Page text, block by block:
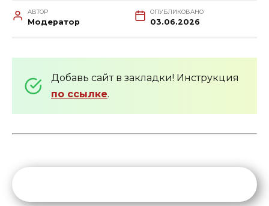
АВТОР
Модератор
ОПУБЛИКОВАНО
03.06.2026
Добавь сайт в закладки! Инструкция
по ссылке.